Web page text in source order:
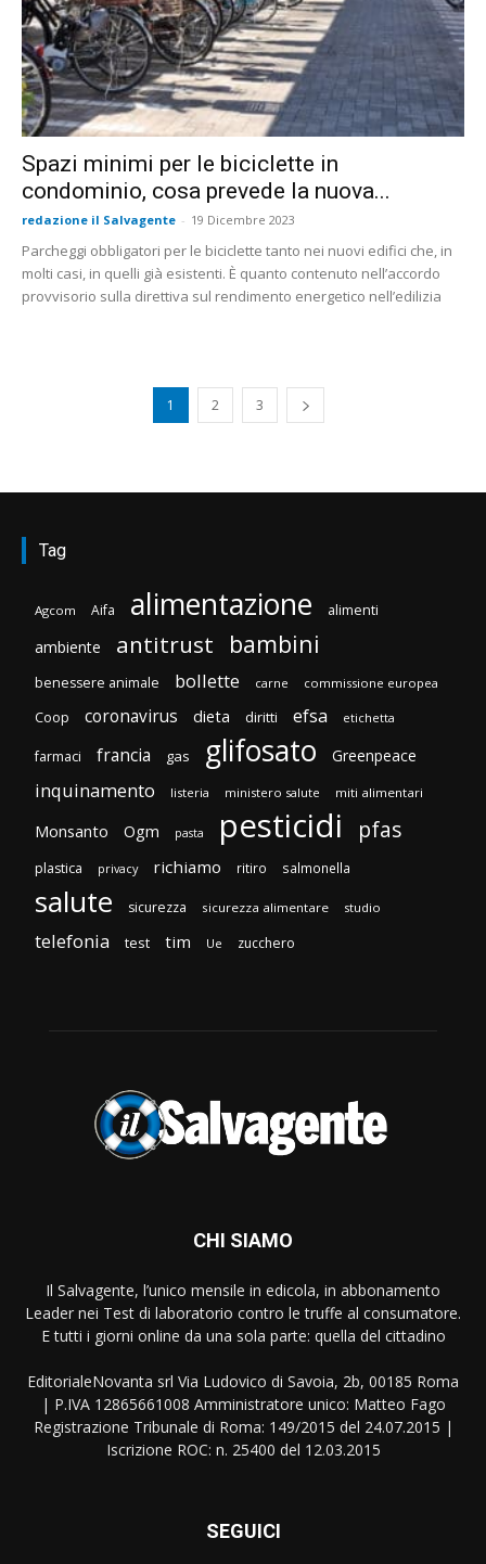
Spazi minimi per le biciclette in
condominio, cosa prevede la nuova...
redazione il Salvagente - 19 Dicembre 2023
Parcheggi obbligatori per le biciclette tanto nei nuovi edifici che, in
molti casi, in quelli già esistenti. È quanto contenuto nell’accordo
provvisorio sulla direttiva sul rendimento energetico nell’edilizia
1 2 3
Tag
Agcom Aifa alimentazione alimenti
ambiente antitrust bambini
benessere animale bollette carne commissione europea
Coop coronavirus dieta diritti efsa etichetta
farmaci francia gas glifosato Greenpeace
inquinamento listeria ministero salute miti alimentari
Monsanto Ogm pasta pesticidi pfas
plastica privacy richiamo ritiro salmonella
salute sicurezza sicurezza alimentare studio
telefonia test tim Ue zucchero
CHI SIAMO
Il Salvagente, l’unico mensile in edicola, in abbonamento
Leader nei Test di laboratorio contro le truffe al consumatore.
E tutti i giorni online da una sola parte: quella del cittadino
EditorialeNovanta srl Via Ludovico di Savoia, 2b, 00185 Roma
| P.IVA 12865661008 Amministratore unico: Matteo Fago
Registrazione Tribunale di Roma: 149/2015 del 24.07.2015 |
Iscrizione ROC: n. 25400 del 12.03.2015
SEGUICI